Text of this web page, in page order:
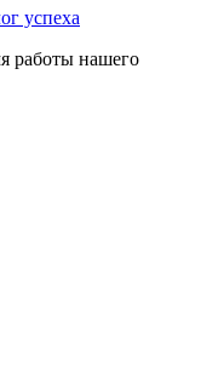
успеха
работы нашего